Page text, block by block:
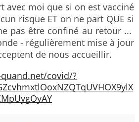
avec moi que si on est vacciné
risque ET on ne part QUE si
pas être confiné au retour ...
- régulièrement mise à jour
de nous accueillir.
covid/?